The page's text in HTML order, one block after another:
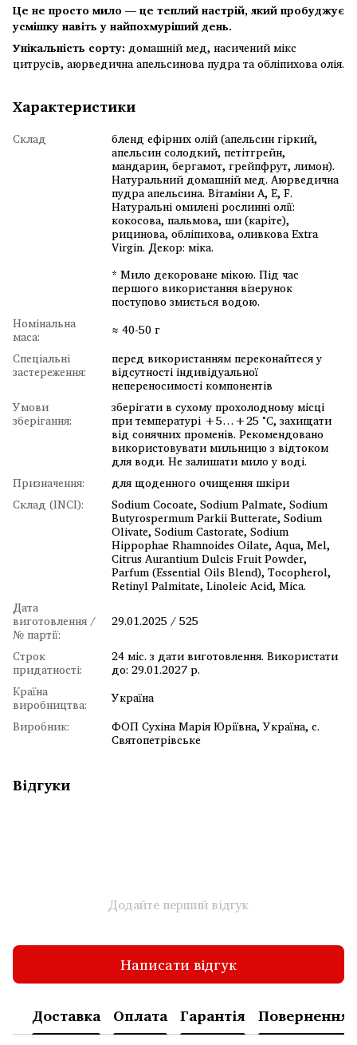
Це не просто мило — це теплий настрій, який пробуджує
усмішку навіть у найпохмуріший день.
Унікальність сорту: домашній мед, насичений мікс
цитрусів, аюрведична апельсинова пудра та обліпихова олія.
Характеристики
Склад бленд ефірних олій (апельсин гіркий,
апельсин солодкий, петітгрейн,
мандарин, бергамот, грейпфрут, лимон).
Натуральний домашній мед. Аюрведична
пудра апельсина. Вітаміни А, Е, F.
Натуральні омилені рослинні олії:
кокосова, пальмова, ши (каріте),
рицинова, обліпихова, оливкова Extra
Virgin. Декор: міка.
* Мило декороване мікою. Під час
першого використання візерунок
поступово змиється водою.
Номінальна
маса:
≈ 40-50 г
Спеціальні
застереження:
перед використанням переконайтеся у
відсутності індивідуальної
непереносимості компонентів
Умови
зберігання:
зберігати в сухому прохолодному місці
при температурі +5…+25 °C, захищати
від сонячних променів. Рекомендовано
використовувати мильницю з відтоком
для води. Не залишати мило у воді.
Призначення:
для щоденного очищення шкіри
Склад (INCI):
Sodium Cocoate, Sodium Palmate, Sodium
Butyrospermum Parkii Butterate, Sodium
Olivate, Sodium Castorate, Sodium
Hippophae Rhamnoides Oilate, Aqua, Mel,
Citrus Aurantium Dulcis Fruit Powder,
Parfum (Essential Oils Blend), Tocopherol,
Retinyl Palmitate, Linoleic Acid, Mica.
Дата
виготовлення /
№ партії:
29.01.2025 / 525
Строк
придатності:
24 міс. з дати виготовлення. Використати
до: 29.01.2027 р.
Країна
виробництва:
Україна
Виробник:
ФОП Сухіна Марія Юріївна, Україна, с.
Святопетрівське
Відгуки
Додайте перший відгук
Написати відгук
Доставка Оплата Гарантія Повернення